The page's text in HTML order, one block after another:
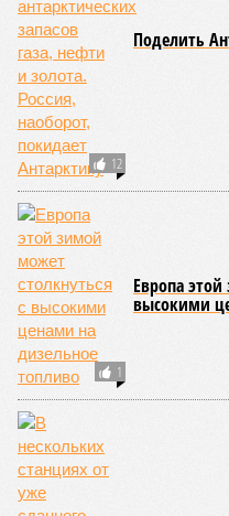
Монополия вкладывалась-
Премьер закавказской
его страна может
ежегодно за аренду Южно-
В настоящий момент та
причём исключительно за
складывающейся ситуации,
Еревану, а к гендиректору
По мнениюПашиняна
выходящего. Дескать,
своей собственностью и
«железки» означенную
эксперты, армянская
раскрыла методику его
взяла цифры с потолка.